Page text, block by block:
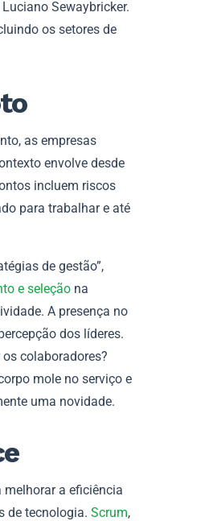
Sewaybricker.
os setores de
as empresas
envolve desde
incluem riscos
para trabalhar e até
de gestão”,
e seleção na
A presença no
dos líderes.
colaboradores?
mole no serviço e
uma novidade.
a eficiência
de tecnologia. Scrum,